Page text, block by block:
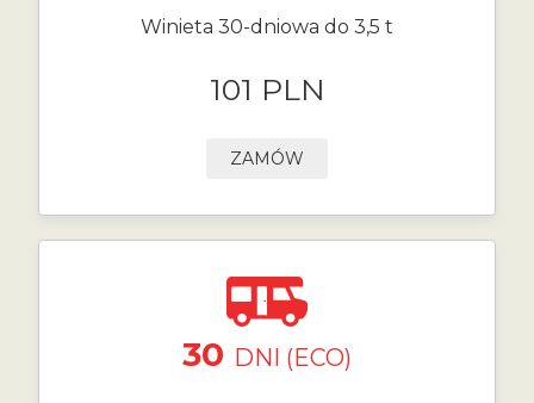
Winieta 30-dniowa do 3,5 t
101 PLN
ZAMÓW
30 DNI (ECO)